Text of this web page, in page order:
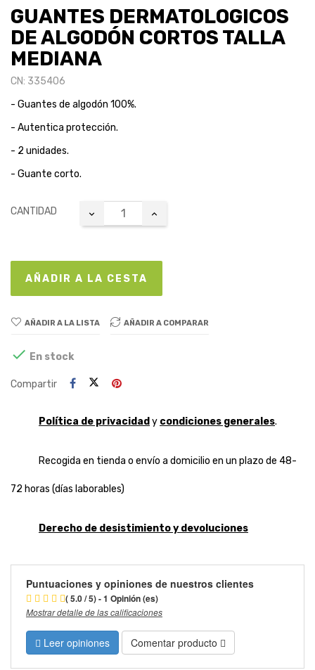
GUANTES DERMATOLOGICOS
DE ALGODÓN CORTOS TALLA
MEDIANA
CN: 335406
- Guantes de algodón 100%.
- Autentica protección.
- 2 unidades.
- Guante corto.
CANTIDAD
AÑADIR A LA CESTA
AÑADIR A LA LISTA AÑADIR A COMPARAR
 En stock
Compartir
Política de privacidad y condiciones generales.
Recogida en tienda o envío a domicilio en un plazo de 48-
72 horas (días laborables)
Derecho de desistimiento y devoluciones
Puntuaciones y opiniones de nuestros clientes
( 5.0 / 5) - 1 Opinión (es)
Mostrar detalle de las calificaciones
Leer opiniones Comentar producto